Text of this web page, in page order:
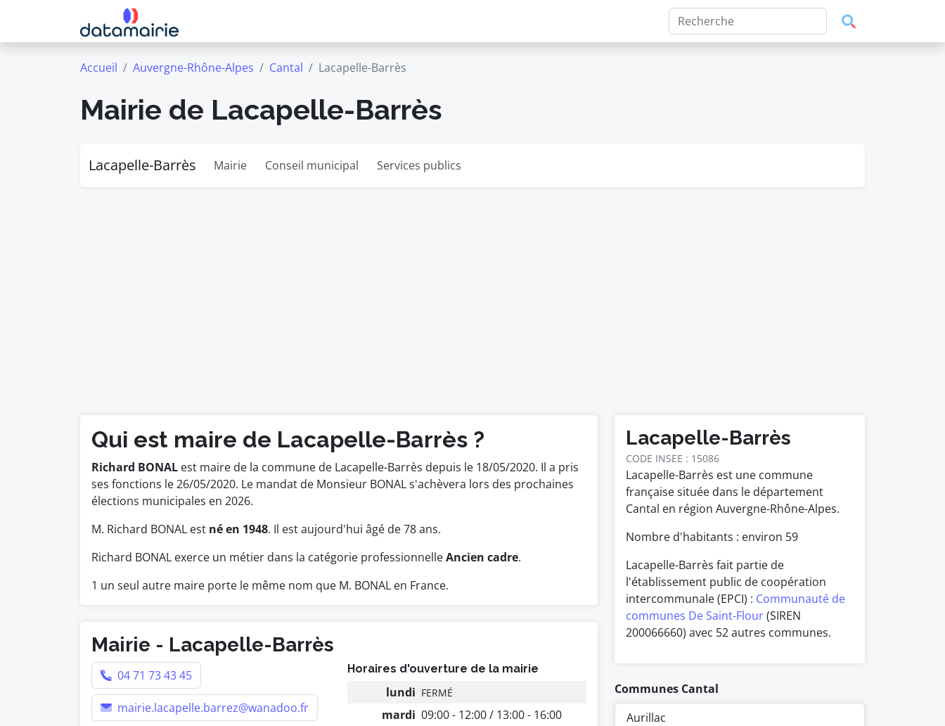
Accueil Auvergne-Rhône-Alpes Cantal Lacapelle-Barrès
Mairie de Lacapelle-Barrès
Lacapelle-Barrès Mairie Conseil municipal Services publics
Qui est maire de Lacapelle-Barrès ?
Richard BONAL est maire de la commune de Lacapelle-Barrès depuis le 18/05/2020. Il a pris
ses fonctions le 26/05/2020. Le mandat de Monsieur BONAL s'achèvera lors des prochaines
élections municipales en 2026.
M. Richard BONAL est né en 1948. Il est aujourd'hui âgé de 78 ans.
Richard BONAL exerce un métier dans la catégorie professionnelleAncien cadre.
1 un seul autre maire porte le même nom que M. BONAL en France.
Mairie - Lacapelle-Barrès
04 71 73 43 45
mairie.lacapelle.barrez@wanadoo.fr
Horaires d'ouverture de la mairie
lundi FERMÉ
mardi 09:00 - 12:00 / 13:00 - 16:00
Lacapelle-Barrès
CODE INSEE : 15086
Lacapelle-Barrès est une commune
française située dans le département
Cantal en région Auvergne-Rhône-Alpes.
Nombre d'habitants : environ 59
Lacapelle-Barrès fait partie de
l'établissement public de coopération
intercommunale (EPCI) : Communauté de
communes De Saint-Flour(SIREN
200066660) avec 52 autres communes.
Communes Cantal
Aurillac